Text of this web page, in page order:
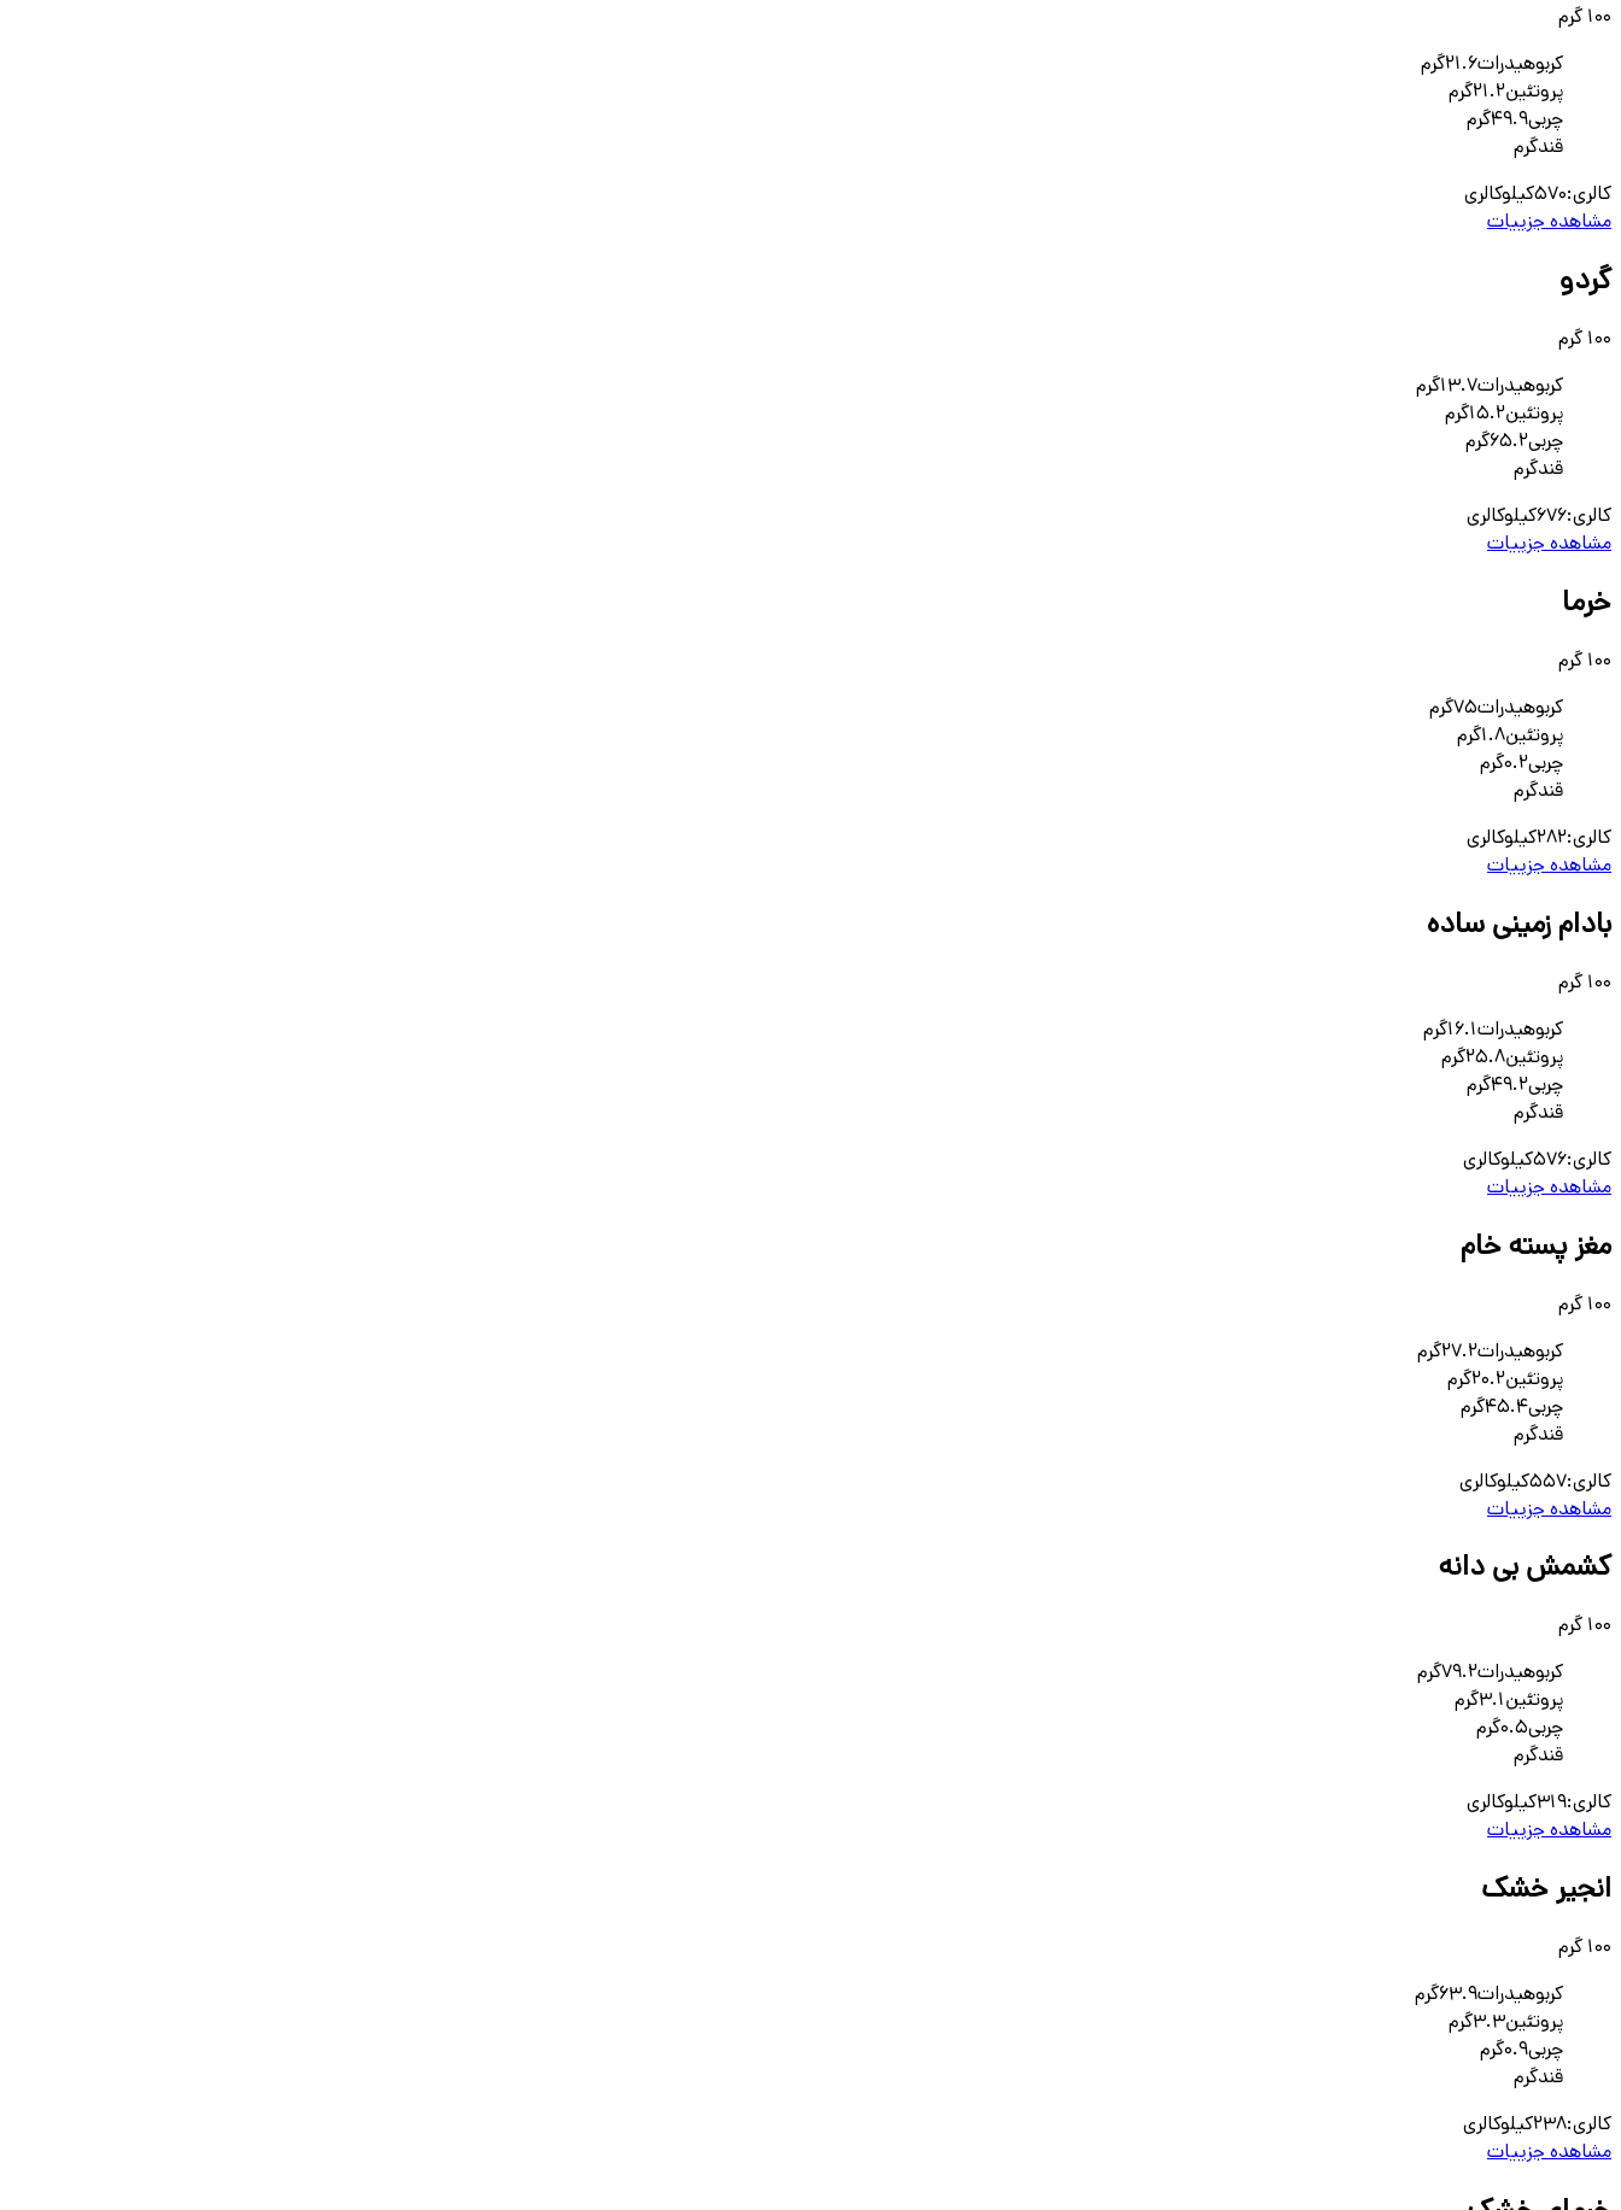
100 گرم
کربوهیدرات21.6گرم
پروتئین21.2گرم
چربی49.9گرم
قندگرم
کالری:570کیلوکالری
مشاهده جزییات
گردو
100 گرم
کربوهیدرات13.7گرم
پروتئین15.2گرم
چربی65.2گرم
قندگرم
کالری:676کیلوکالری
مشاهده جزییات
خرما
100 گرم
کربوهیدرات75گرم
پروتئین1.8گرم
چربی0.2گرم
قندگرم
کالری:282کیلوکالری
مشاهده جزییات
بادام زمینی ساده
100 گرم
کربوهیدرات16.1گرم
پروتئین25.8گرم
چربی49.2گرم
قندگرم
کالری:576کیلوکالری
مشاهده جزییات
مغز پسته خام
100 گرم
کربوهیدرات27.2گرم
پروتئین20.2گرم
چربی45.4گرم
قندگرم
کالری:557کیلوکالری
مشاهده جزییات
کشمش بی دانه
100 گرم
کربوهیدرات79.2گرم
پروتئین3.1گرم
چربی0.5گرم
قندگرم
کالری:319کیلوکالری
مشاهده جزییات
انجیر خشک
100 گرم
کربوهیدرات63.9گرم
پروتئین3.3گرم
چربی0.9گرم
قندگرم
کالری:238کیلوکالری
مشاهده جزییات